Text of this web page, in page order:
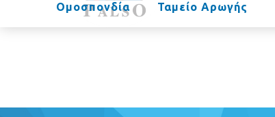
Ομοσπονδία Ταμείο Αρωγής